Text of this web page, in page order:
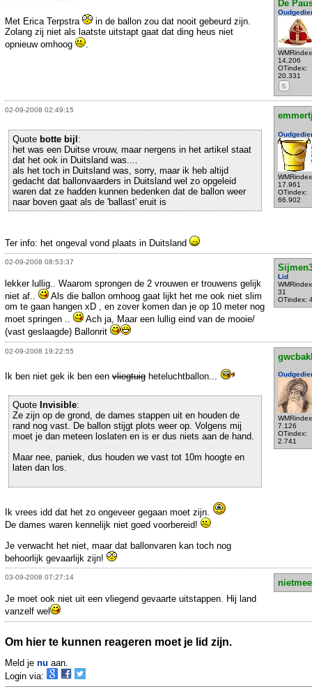
De
14.206
OTindex:
20.331
S
Met Erica Terpstra
in de ballon zou dat nooit gebeurd zijn.
Zolang zij niet als laatste uitstapt gaat dat ding heus niet
opnieuw omhoog
02-09-2008 02:49:15
17.961
OTindex:
66.902
Quote botte bijl :
het was een Duitse vrouw, maar nergens in het artikel staat
dat het ook in Duitsland was....
als het toch in Duitsland was, sorry, maar ik heb altijd
gedacht dat ballonvaarders in Duitsland wel zo opgeleid
waren dat ze hadden kunnen bedenken dat de ballon weer
naar boven gaat als de 'ballast' eruit is
Ter info: het ongeval vond plaats in Duitsland
02-09-2008 08:53:37
Lid
31
OTindex:
lekker lullig.. Waarom sprongen de 2 vrouwen er trouwens gelijk
niet af..
Als die ballon omhoog gaat lijkt het me ook niet slim
om te gaan hangen xD , en zover komen dan je op 10 meter nog
moet springen ..
Ach ja, Maar een lullig eind van de mooie/
(vast geslaagde) Ballonrit
02-09-2008 19:22:55
7.126
OTindex:
2.741
Ik ben niet gek ik ben een vliegtuig heteluchtballon...
Quote Invisible:
Ze zijn op de grond, de dames stappen uit en houden de
rand nog vast. De ballon stijgt plots weer op. Volgens mij
moet je dan meteen loslaten en is er dus niets aan de hand.
Maar nee, paniek, dus houden we vast tot 10m hoogte en
laten dan los.
Ik vrees idd dat het zo ongeveer gegaan moet zijn.
De dames waren kennelijk niet goed voorbereid!
Je verwacht het niet, maar dat ballonvaren kan toch nog
behoorlijk gevaarlijk zijn!
03-09-2008 07:27:14
Je moet ook niet uit een vliegend gevaarte uitstappen. Hij land
vanzelf wel
Om hier te kunnen reageren moet je lid zijn.
Meld je nu aan.
Login via: